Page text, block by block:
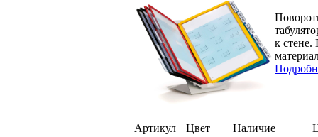
к стене.
Артикул Цвет Наличие